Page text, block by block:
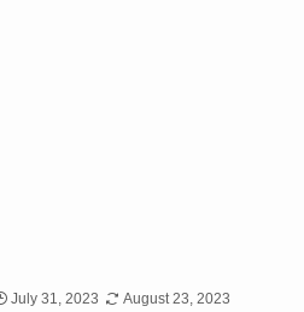
July 31, 2023 August 23, 2023